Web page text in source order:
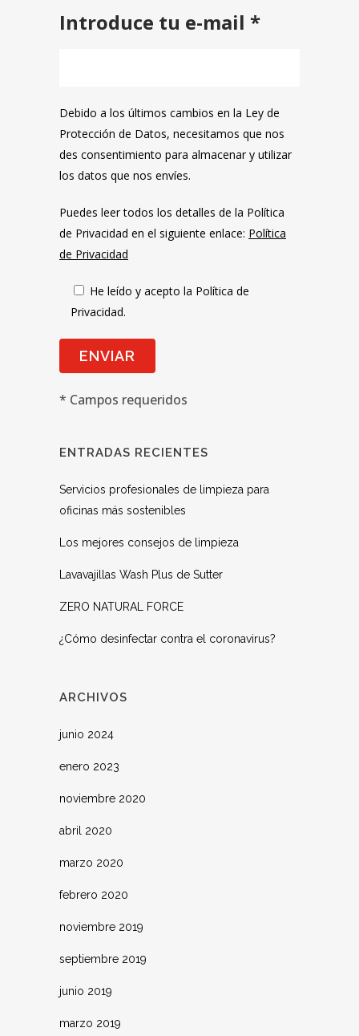
Introduce tu e-mail *
Debido a los últimos cambios en la Ley de
Protección de Datos, necesitamos que nos
des consentimiento para almacenar y utilizar
los datos que nos envíes.
Puedes leer todos los detalles de la Política
de Privacidad en el siguiente enlace: Política
de Privacidad
He leído y acepto la Política de
Privacidad.
* Campos requeridos
ENTRADAS RECIENTES
Servicios profesionales de limpieza para
oficinas más sostenibles
Los mejores consejos de limpieza
Lavavajillas Wash Plus de Sutter
ZERO NATURAL FORCE
¿Cómo desinfectar contra el coronavirus?
ARCHIVOS
junio 2024
enero 2023
noviembre 2020
abril 2020
marzo 2020
febrero 2020
noviembre 2019
septiembre 2019
junio 2019
marzo 2019